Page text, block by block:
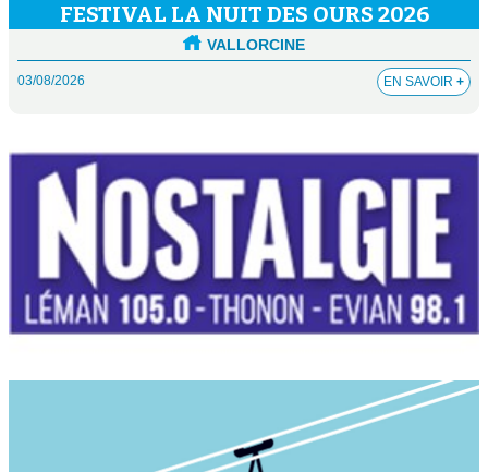
FESTIVAL LA NUIT DES OURS 2026
VALLORCINE
03/08/2026 EN SAVOIR +